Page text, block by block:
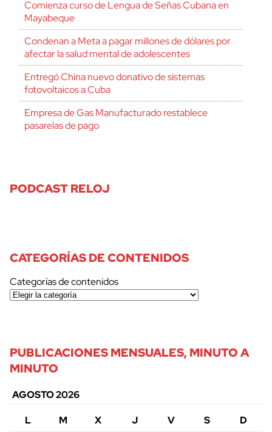
Comienza curso de Lengua de Señas Cubana en
Mayabeque
Condenan a Meta a pagar millones de dólares por
afectar la salud mental de adolescentes
Entregó China nuevo donativo de sistemas
fotovoltaicos a Cuba
Empresa de Gas Manufacturado restablece
pasarelas de pago
PODCAST RELOJ
CATEGORÍAS DE CONTENIDOS
Categorías de contenidos
PUBLICACIONES MENSUALES, MINUTO A
MINUTO
AGOSTO 2026
L
M X J V S D